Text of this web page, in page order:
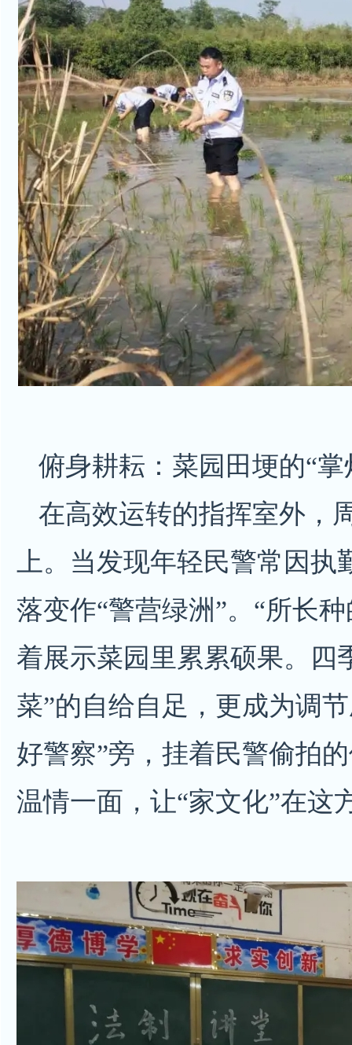
俯身耕耘：菜园田埂的“掌
在高效运转的指挥室外，
上。当发现年轻民警常因执
落变作“警营绿洲”。“所长
着展示菜园里累累硕果。四
菜”的自给自足，更成为调
好警察”旁，挂着民警偷拍
温情一面，让“家文化”在这